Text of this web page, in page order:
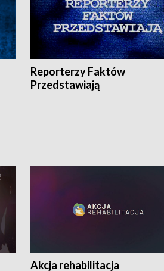
Reporterzy Faktów
Przedstawiają
Akcja rehabilitacja